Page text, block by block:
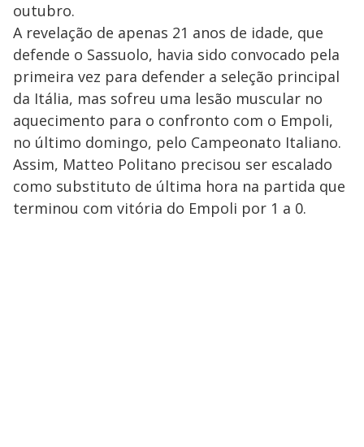
outubro.
A revelação de apenas 21 anos de idade, que
defende o Sassuolo, havia sido convocado pela
primeira vez para defender a seleção principal
da Itália, mas sofreu uma lesão muscular no
aquecimento para o confronto com o Empoli,
no último domingo, pelo Campeonato Italiano.
Assim, Matteo Politano precisou ser escalado
como substituto de última hora na partida que
terminou com vitória do Empoli por 1 a 0.